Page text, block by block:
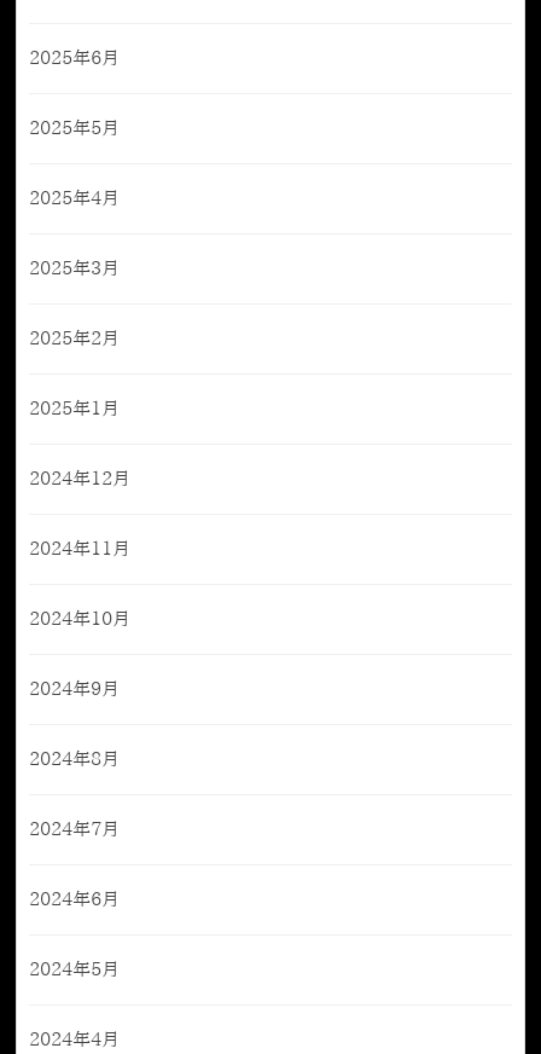
2025年6月
2025年5月
2025年4月
2025年3月
2025年2月
2025年1月
2024年12月
2024年11月
2024年10月
2024年9月
2024年8月
2024年7月
2024年6月
2024年5月
2024年4月